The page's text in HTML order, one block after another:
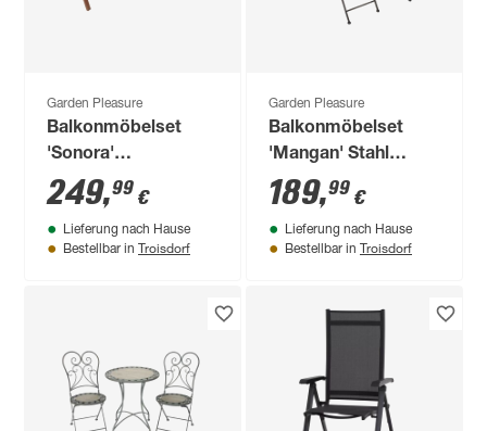
Garden Pleasure
Balkonmöbelset
'Sonora'
Eukalyptusholz
braun 3-teilig
249,99 €
Lieferung nach Hause
Bestellbar in Troisdorf
Garden Pleasure
Balkonmöbelset
'Mangan' Stahl
schwarz 3-teilig
189,99 €
Lieferung nach Hause
Bestellbar in Troisdorf